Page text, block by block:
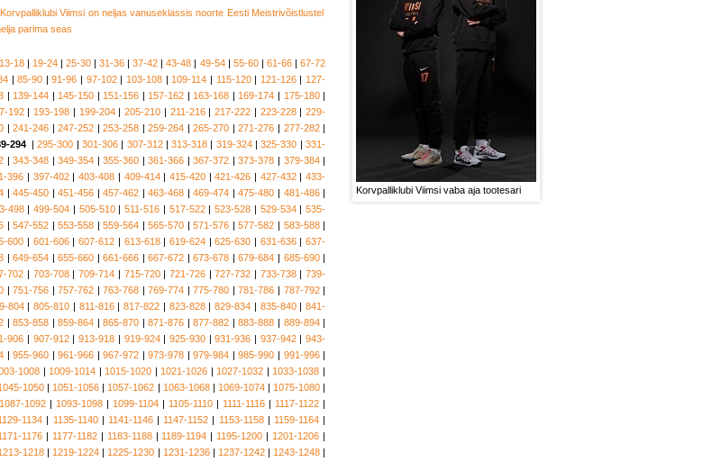
Korvpalliklubi Viimsi on neljas vanuseklassis noorte Eesti Meistrivõistlustel
parima seas
13-18| 19-24| 25-30|31-36 |37-42 |43-48 | 49-54| 55-60| 61-66|67-72
|85-90 |91-96 | 97-102| 103-108| 109-114 | 115-120| 121-126| 127-
| 139-144 | 145-150 | 151-156 | 157-162 | 163-168 | 169-174 | 175-180|
192| 193-198 | 199-204| 205-210 | 211-216| 217-222 | 223-228| 229-
|241-246 |247-252 |253-258 |259-264 |265-270 |271-276 | 277-282|
294 |295-300 | 301-306| 307-312|313-318 | 319-324|325-330 | 331-
|343-348 |349-354 |355-360 |361-366 |367-372 |373-378 | 379-384|
396 | 397-402|403-408 | 409-414| 415-420|421-426 | 427-432| 433-
|445-450 |451-456 |457-462 |463-468 |469-474 |475-480 | 481-486|
498| 499-504 | 505-510| 511-516 | 517-522| 523-528 | 529-534| 535-
|547-552 |553-558 |559-564 |565-570 |571-576 |577-582 | 583-588|
600 | 601-606|607-612 | 613-618| 619-624|625-630 | 631-636| 637-
|649-654 |655-660 |661-666 |667-672 |673-678 |679-684 | 685-690|
702 | 703-708|709-714 | 715-720| 721-726|727-732 | 733-738| 739-
|751-756 |757-762 |763-768 |769-774 |775-780 |781-786 | 787-792|
804| 805-810 | 811-816| 817-822 | 823-828| 829-834 | 835-840| 841-
|853-858 |859-864 |865-870 |871-876 |877-882 |883-888 | 889-894|
906 | 907-912|913-918 | 919-924| 925-930|931-936 | 937-942| 943-
|955-960 |961-966 |967-972 |973-978 |979-984 |985-990 | 991-996|
1008 | 1009-1014 | 1015-1020 | 1021-1026 | 1027-1032 | 1033-1038 |
1050 | 1051-1056 | 1057-1062 | 1063-1068| 1069-1074| 1075-1080|
1087-1092 | 1093-1098 | 1099-1104 | 1105-1110 | 1111-1116 | 1117-1122 |
1134 | 1135-1140| 1141-1146| 1147-1152 | 1153-1158| 1159-1164|
1176| 1177-1182| 1183-1188| 1189-1194 | 1195-1200 | 1201-1206 |
1218 | 1219-1224 | 1225-1230 | 1231-1236| 1237-1242| 1243-1248|
Korvpalliklubi Viimsi vaba aja tootesari